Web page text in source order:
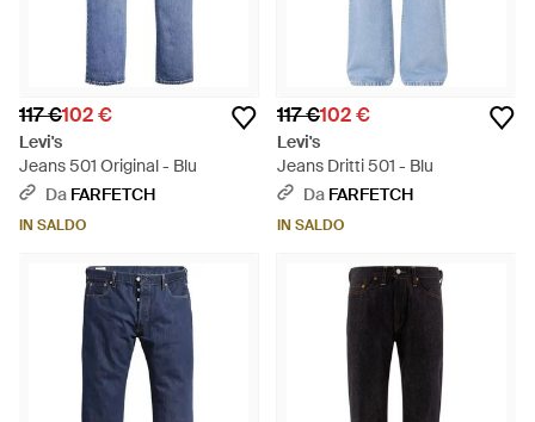
117 €102 €
Levi's
Jeans 501 Original - Blu
Da FARFETCH
IN SALDO
117 €102 €
Levi's
Jeans Dritti 501 - Blu
Da FARFETCH
IN SALDO